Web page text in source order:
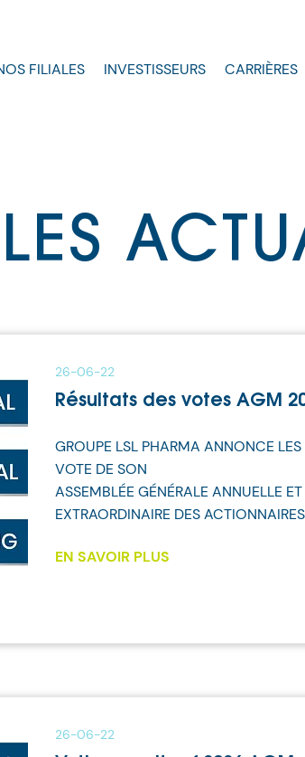
FILIALES INVESTISSEURS CARRIÈRES
26-06-22
Résultats des votes AGM
GROUPE LSL PHARMA ANNONCE LES
VOTE DE SON
ASSEMBLÉE GÉNÉRALE ANNUELLE ET
EXTRAORDINAIRE DES ACTIONNAIRES
EN SAVOIR PLUS
26-06-22